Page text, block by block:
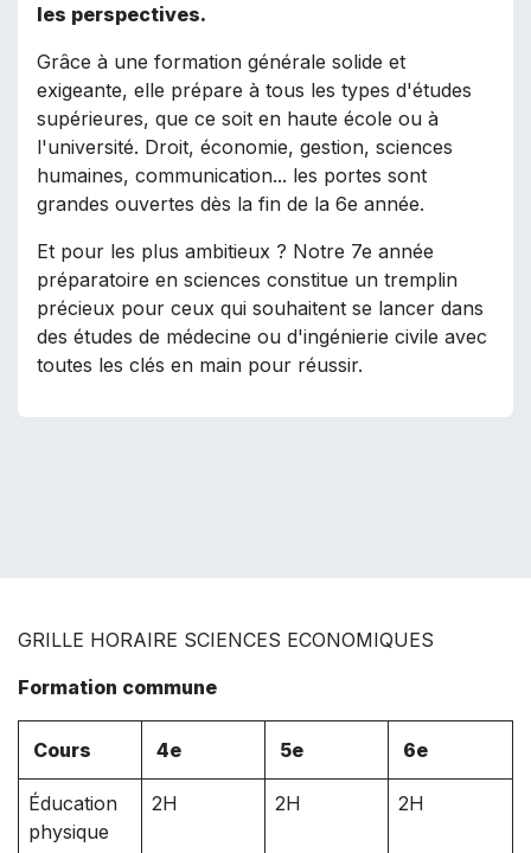
les perspectives.
Grâce à une formation générale solide et
exigeante, elle prépare à tous les types d'études
supérieures, que ce soit en haute école ou à
l'université. Droit, économie, gestion, sciences
humaines, communication... les portes sont
grandes ouvertes dès la fin de la 6e année.
Et pour les plus ambitieux ? Notre 7e année
préparatoire en sciences constitue un tremplin
précieux pour ceux qui souhaitent se lancer dans
des études de médecine ou d'ingénierie civile avec
toutes les clés en main pour réussir.
GRILLE HORAIRE SCIENCES ECONOMIQUES
Formation commune
Cours 4e 5e 6e
Éducation
physique
2H 2H 2H